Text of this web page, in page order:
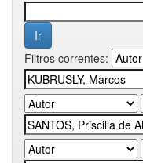
Filtros correntes: